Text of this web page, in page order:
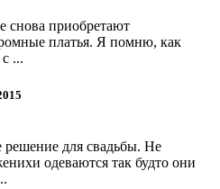
снова приобретают
платья. Я помню, как
...
решение для свадьбы. Не
одеваются так будто они